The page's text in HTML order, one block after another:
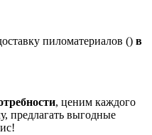
пиломатериалов () в
, ценим каждого
предлагать выгодные